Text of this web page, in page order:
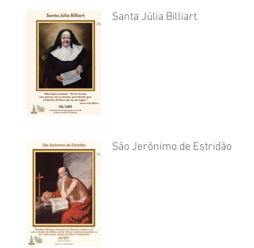
Santa Júlia Billiart
São Jerônimo de Estridão